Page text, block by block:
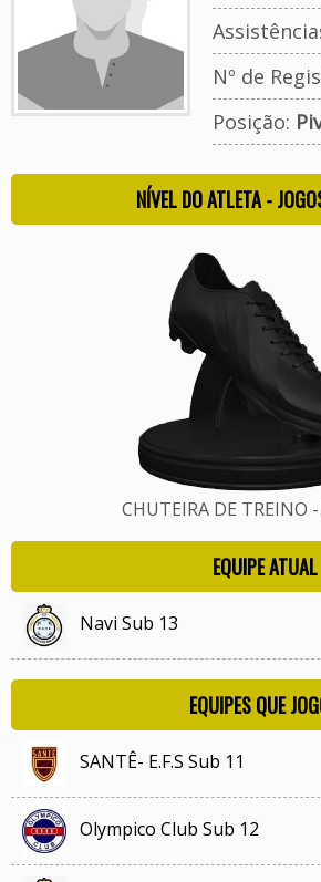
Nº de
Posição:
NÍVEL DO ATLETA -
CHUTEIRA DE TREINO
EQUIPE ATUAL
Navi Sub 13
EQUIPES QUE
SANTÊ- E.F.S Sub 11
Olympico Club Sub 12